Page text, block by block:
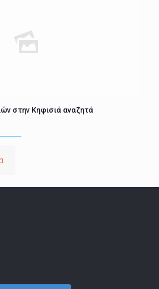
στην Κηφισιά αναζητά